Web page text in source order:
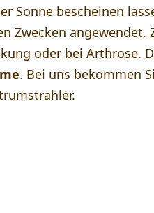
Sonne bescheinen
Zwecken angewendet.
oder bei Arthrose.
. Bei uns bekommen